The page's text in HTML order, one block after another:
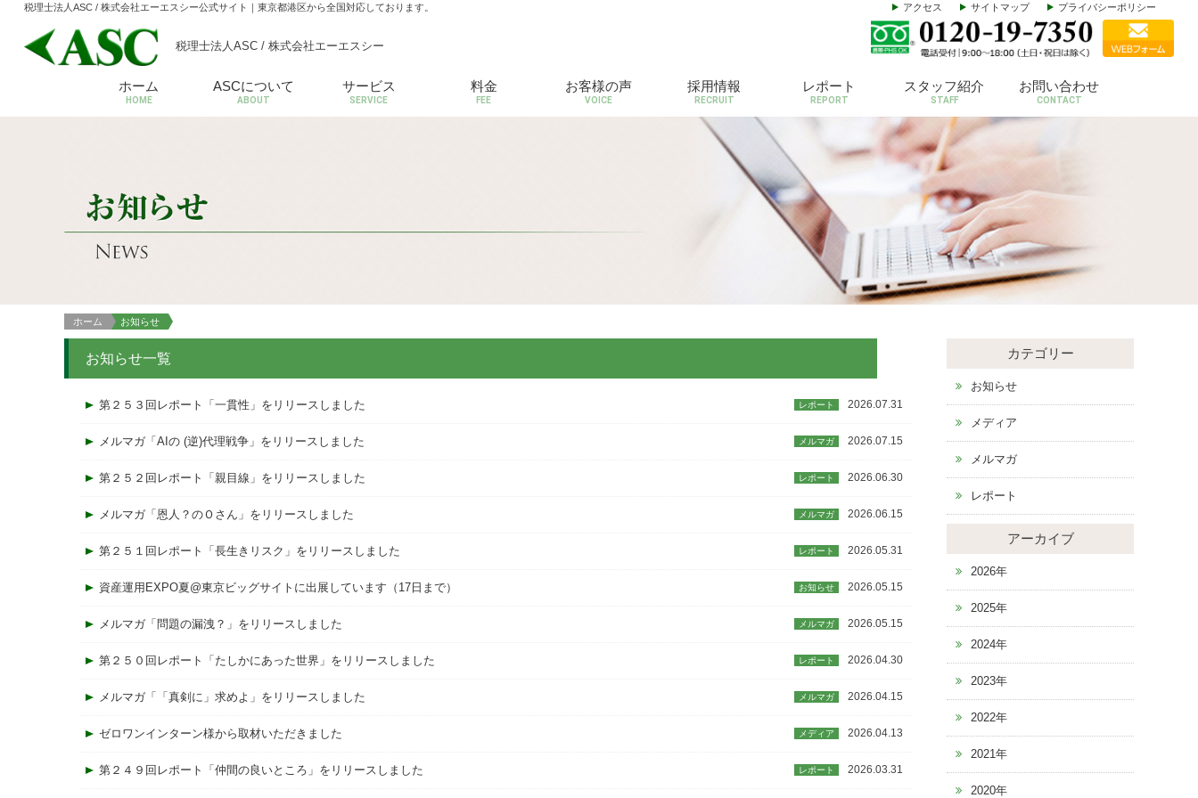
税理士法人ASC / 株式会社エーエスシー公式サイト ｜東京都港区から全国対応しております。 アクセス サイトマップ プライバシーポリシー
税理士法人ASC / 株式会社エーエスシー
ホーム
HOME
ASCについて
ABOUT
サービス
SERVICE
料金
FEE
お客様の声
VOICE
採用情報
RECRUIT
レポート
REPORT
スタッフ紹介
STAFF
お問い合わせ
CONTACT
ホーム お知らせ
お知らせ一覧
第２５３回レポート「一貫性」をリリースしました レポート 2026.07.31
メルマガ「AIの (逆)代理戦争」をリリースしました メルマガ 2026.07.15
第２５２回レポート「親目線」をリリースしました レポート 2026.06.30
メルマガ「恩人？のＯさん」をリリースしました メルマガ 2026.06.15
第２５１回レポート「長生きリスク」をリリースしました レポート 2026.05.31
資産運用EXPO夏@東京ビッグサイトに出展しています（17日まで） お知らせ 2026.05.15
メルマガ「問題の漏洩？」をリリースしました メルマガ 2026.05.15
第２５０回レポート「たしかにあった世界」をリリースしました レポート 2026.04.30
メルマガ「「真剣に」求めよ」をリリースしました メルマガ 2026.04.15
ゼロワンインターン様から取材いただきました メディア 2026.04.13
第２４９回レポート「仲間の良いところ」をリリースしました レポート 2026.03.31
カテゴリー
お知らせ
メディア
メルマガ
レポート
アーカイブ
2026年
2025年
2024年
2023年
2022年
2021年
2020年